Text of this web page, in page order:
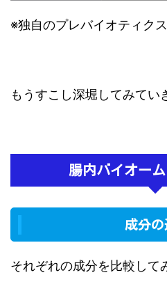
※独自のプレバイオティク
もうすこし深堀してみてい
腸内バイオー
成分
それぞれの成分を比較して